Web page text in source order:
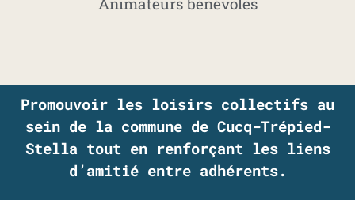
Promouvoir les loisirs collectifs au
sein de la commune de Cucq-Trépied-
Stella tout en renforçant les liens
d’amitié entre adhérents.